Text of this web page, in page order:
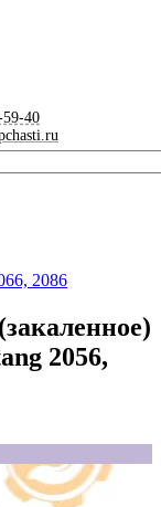
40
2086
2056,